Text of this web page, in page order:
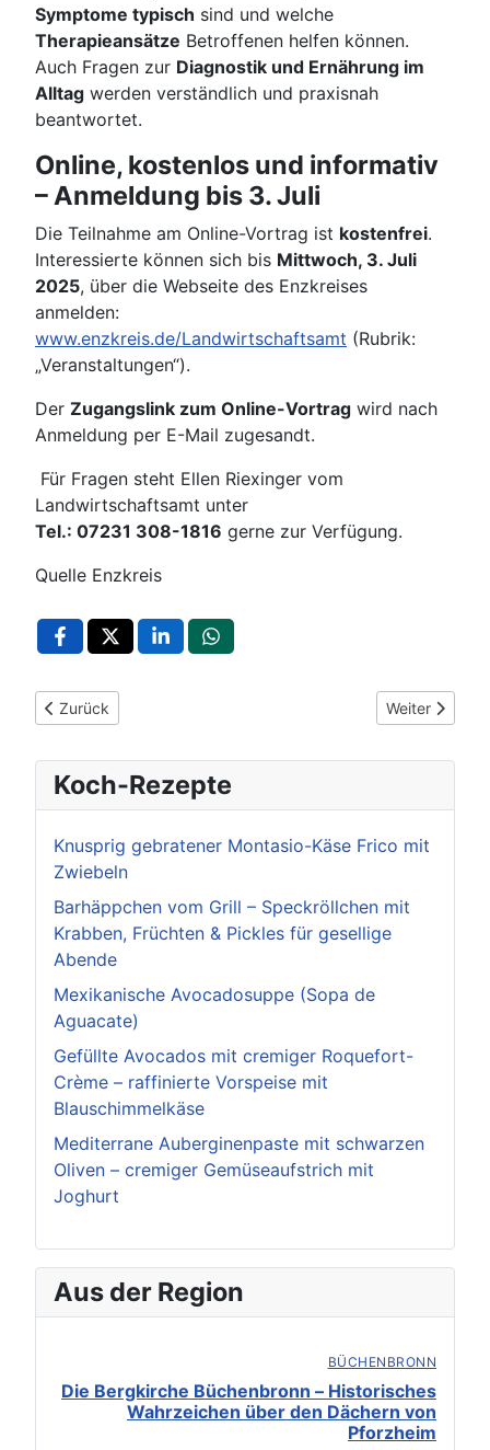
Symptome typisch sind und welche
Therapieansätze Betroffenen helfen können.
Auch Fragen zur Diagnostik und Ernährung im
Alltag werden verständlich und praxisnah
beantwortet.
Online, kostenlos und informativ
– Anmeldung bis 3. Juli
Die Teilnahme am Online-Vortrag ist kostenfrei.
Interessierte können sich bis Mittwoch, 3. Juli
2025, über die Webseite des Enzkreises
anmelden:
www.enzkreis.de/Landwirtschaftsamt (Rubrik:
„Veranstaltungen“).
Der Zugangslink zum Online-Vortrag wird nach
Anmeldung per E-Mail zugesandt.
Für Fragen steht Ellen Riexinger vom
Landwirtschaftsamt unter
Tel.: 07231 308-1816 gerne zur Verfügung.
Quelle Enzkreis
Vorheriger Beitrag: Erste Hitzewelle rollt an: Gesundheitsamt
Zurück Nächster
Weiter
Koch-Rezepte
Knusprig gebratener Montasio-Käse Frico mit
Zwiebeln
Barhäppchen vom Grill – Speckröllchen mit
Krabben, Früchten & Pickles für gesellige
Abende
Mexikanische Avocadosuppe (Sopa de
Aguacate)
Gefüllte Avocados mit cremiger Roquefort-
Crème – raffinierte Vorspeise mit
Blauschimmelkäse
Mediterrane Auberginenpaste mit schwarzen
Oliven – cremiger Gemüseaufstrich mit
Joghurt
Aus der Region
BÜCHENBRONN
Die Bergkirche Büchenbronn – Historisches
Wahrzeichen über den Dächern von
Pforzheim